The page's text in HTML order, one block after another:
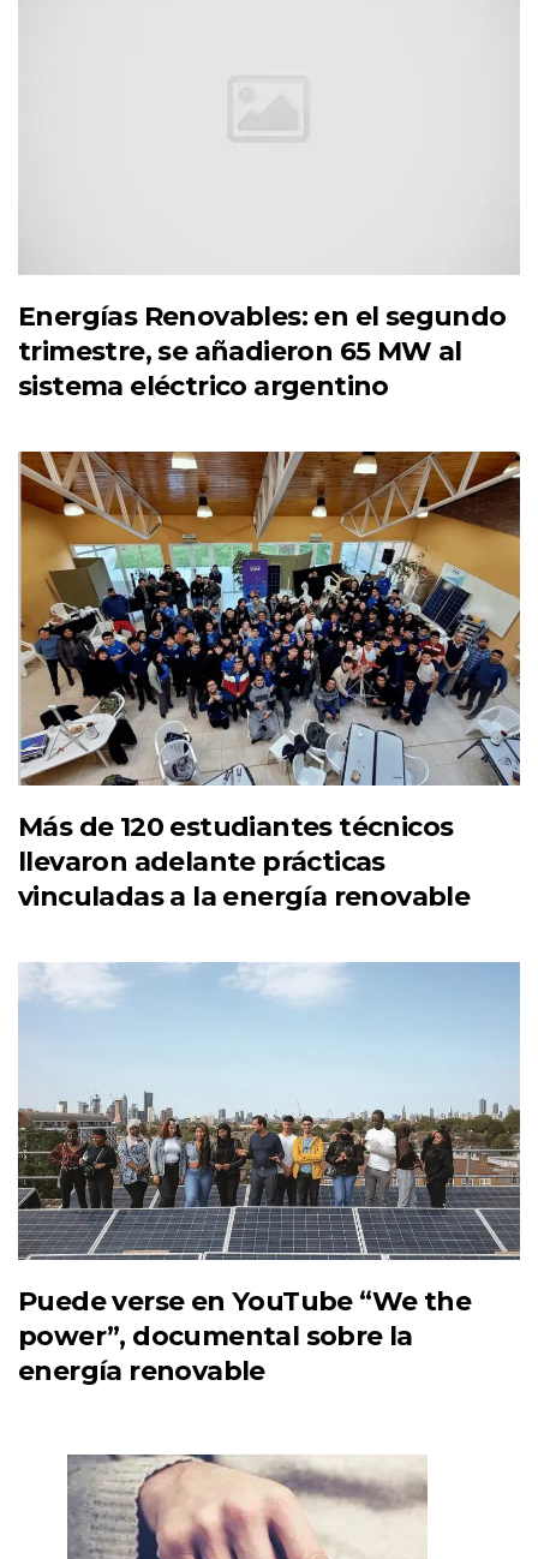
Energías Renovables: en el segundo
trimestre, se añadieron 65 MW al
sistema eléctrico argentino
Más de 120 estudiantes técnicos
llevaron adelante prácticas
vinculadas a la energía renovable
Puede verse en YouTube “We the
power”, documental sobre la
energía renovable